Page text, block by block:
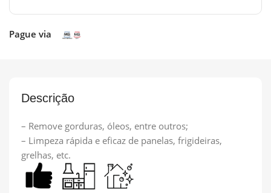
Pague via
Descrição
– Remove gorduras, óleos, entre outros;
– Limpeza rápida e eficaz de panelas, frigideiras,
grelhas, etc.